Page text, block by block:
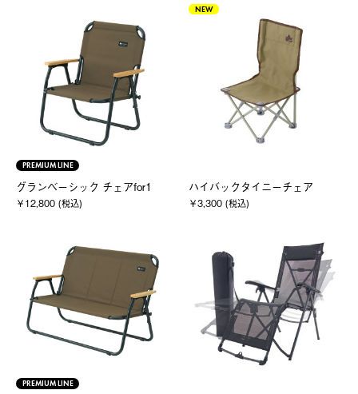
PREMIUM LINE
グランベーシック チェアfor1
￥12,800 (税込)
NEW
ハイバックタイニーチェア
￥3,300 (税込)
PREMIUM LINE